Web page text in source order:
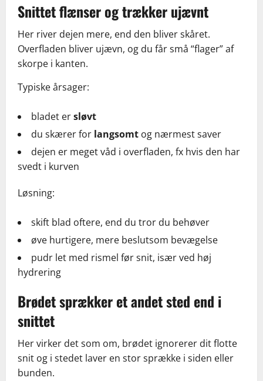
Snittet flænser og trækker ujævnt
Her river dejen mere, end den bliver skåret.
Overfladen bliver ujævn, og du får små “flager” af
skorpe i kanten.
Typiske årsager:
bladet ersløvt
du skærer for langsomt og nærmest saver
dejen er meget våd i overfladen, fx hvis den har
svedt i kurven
Løsning:
skift blad oftere, end du tror du behøver
øve hurtigere, mere beslutsom bevægelse
pudr let med rismel før snit, især ved høj
hydrering
Brødet sprækker et andet sted end i
snittet
Her virker det som om, brødet ignorerer dit flotte
snit og i stedet laver en stor sprække i siden eller
bunden.